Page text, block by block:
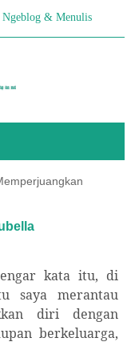
Ngeblog & Menulis
kata itu, di
saya merantau
diri dengan
berkeluarga,